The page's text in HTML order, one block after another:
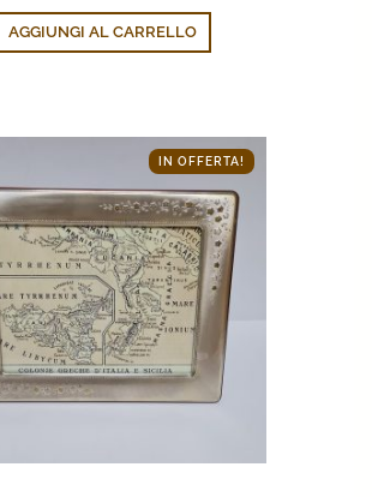
AGGIUNGI AL CARRELLO
IN OFFERTA!